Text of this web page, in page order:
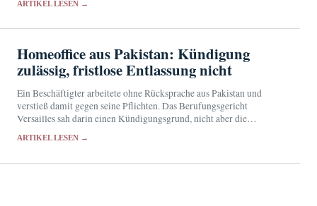
ARTIKEL LESEN →
Homeoffice aus Pakistan: Kündigung
zulässig, fristlose Entlassung nicht
Ein Beschäftigter arbeitete ohne Rücksprache aus Pakistan und
verstieß damit gegen seine Pflichten. Das Berufungsgericht
Versailles sah darin einen Kündigungsgrund, nicht aber die
ARTIKEL LESEN →